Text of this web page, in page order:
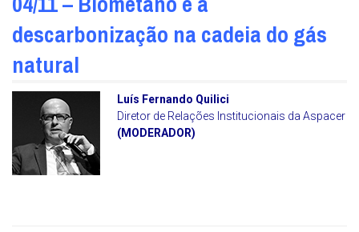
descarbonização na cadeia do gás
natural
Luís Fernando Quilici
Diretor de Relações Institucionais da Aspacer
(MODERADOR)